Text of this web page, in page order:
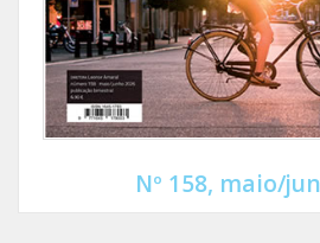
Nº 158, maio/